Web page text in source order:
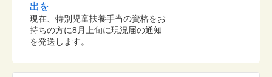
出を
現在、特別児童扶養手当の資格をお
持ちの方に8月上旬に現況届の通知
を発送します。